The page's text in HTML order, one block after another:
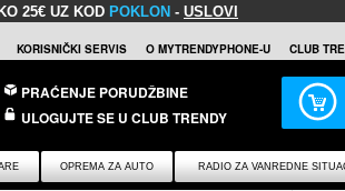
25€ UZ KOD POKLON - USLOVI
KORISNIČKI SERVIS O MYTRENDYPHONE-U CLUB
PRAĆENJE PORUDŽBINE
ULOGUJTE SE U CLUB TRENDY
OPREMA ZA AUTO RADIO ZA VANREDNE